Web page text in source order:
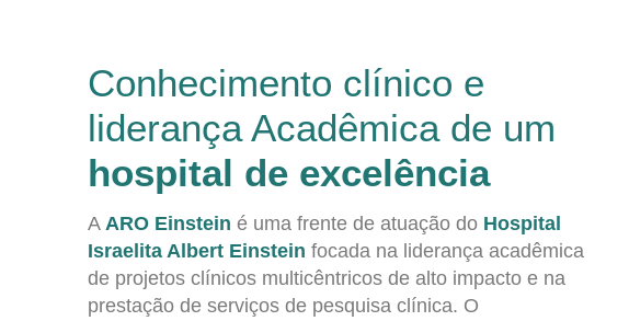
Conhecimento clínico e
liderança Acadêmica de um
hospital de excelência
A ARO Einstein é uma frente de atuação do Hospital
Israelita Albert Einstein focada na liderança acadêmica
de projetos clínicos multicêntricos de alto impacto e na
prestação de serviços de pesquisa clínica. O